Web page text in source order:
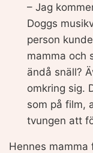
– Jag
Doggs
person
mamma och
ändå snäll?
omkring sig.
som på film,
tvungen att
Hennes